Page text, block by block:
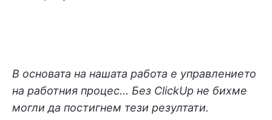
В основата на нашата работа е управлението
на работния процес... Без ClickUp не бихме
могли да постигнем тези резултати.